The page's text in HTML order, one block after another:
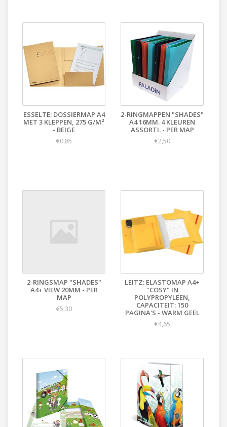
ESSELTE: DOSSIERMAP A4
MET 3 KLEPPEN, 275 G/M²
- BEIGE
€0,85
2-RINGMAPPEN "SHADES"
A4 16MM. 4 KLEUREN
ASSORTI. - PER MAP
€2,50
2-RINGSMAP "SHADES"
A4+ VIEW 20MM - PER
MAP
€5,30
LEITZ: ELASTOMAP A4+
"COSY" IN
POLYPROPYLEEN,
CAPACITEIT: 150
PAGINA'S - WARM GEEL
€4,65